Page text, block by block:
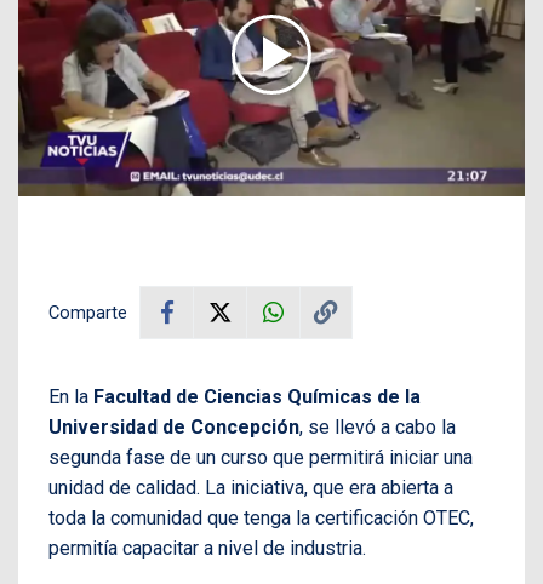
Comparte
En la Facultad de Ciencias Químicas de la
Universidad de Concepción, se llevó a cabo la
segunda fase de un curso que permitirá iniciar una
unidad de calidad. La iniciativa, que era abierta a
toda la comunidad que tenga la certificación OTEC,
permitía capacitar a nivel de industria.